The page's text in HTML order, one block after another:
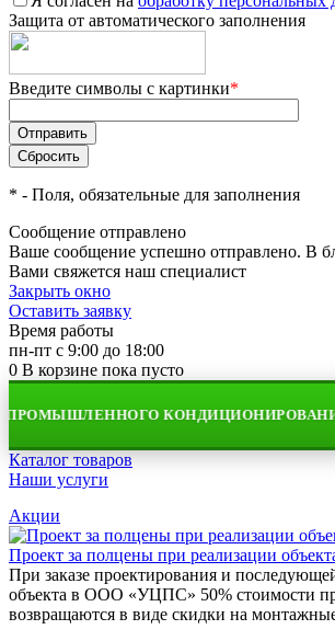
Защита от автоматического заполнения
Введите символы с картинки*
* - Поля, обязательные для заполнения
Сообщение отправлено
Ваше сообщение успешно отправлено. В
Вами свяжется наш специалист
Закрыть окно
Оставить заявку
Время работы
пн-пт с 9:00 до 18:00
0 В корзине пока пусто
КОНДИЦИОНИРОВАНИЯ
Каталог товаров
Наши услуги
Акции
Проект за полцены при реализации
При заказе проектирования и
объекта в ООО «УЦПС» 50% стоимости
возвращаются в виде скидки на